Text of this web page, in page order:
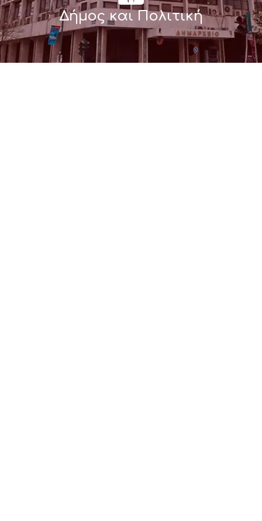
Δήμος και Πολιτική